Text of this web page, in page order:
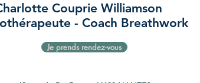
Couprie Williamson
- Coach Breathwork
Je prends rendez-vous